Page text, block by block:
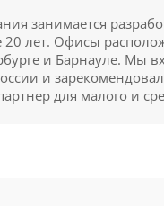
занимается
лет. Офисы
и Барнауле. Мы
и
для малого и